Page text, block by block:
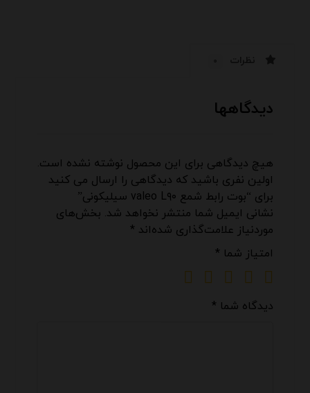
دیدگاهها
هیچ دیدگاهی برای این محصول نوشته نشده است.
اولین نفری باشید که دیدگاهی را ارسال می کنید
برای “بوت رابط شمع valeo L۹۰ سیلیکونی”
نشانی ایمیل شما منتشر نخواهد شد. بخش‌های
موردنیاز علامت‌گذاری شده‌اند *
امتیاز شما *
دیدگاه شما *